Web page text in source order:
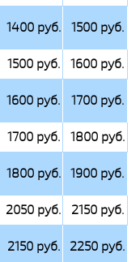
1400 руб. 1500 руб.
1500 руб.
1600 руб.
1600 руб. 1700 руб.
1700 руб.
1800 руб.
1800 руб. 1900 руб.
2050 руб.
2150 руб.
2150 руб. 2250 руб.